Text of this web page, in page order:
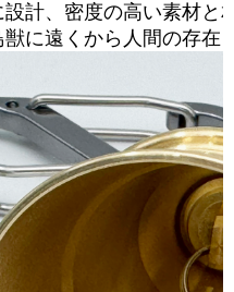
計、密度の高い素材と
に遠くから人間の存在